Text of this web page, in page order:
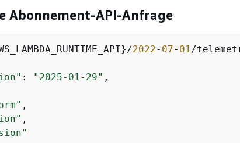
Abonnement-API-Anfrage
2022- 07- 01 /
: "2025-01-29" ,
,
,